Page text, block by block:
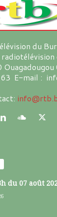
du
E-mail :
du 07 août